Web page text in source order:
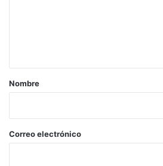
r
*
Nombre
Correo electrónico